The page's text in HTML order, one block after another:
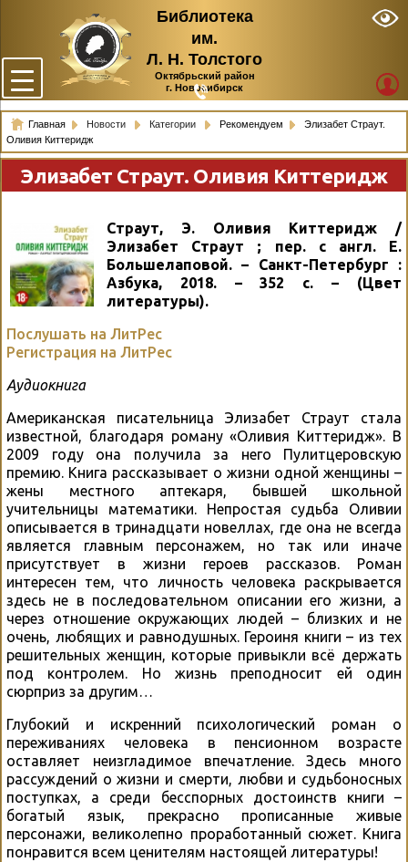
Библиотека
им.
Л. Н. Толстого
Октябрьский район
г. Новосибирск
Главная Новости Категории Рекомендуем
Элизабет Страут.
Оливия Киттеридж
Элизабет Страут. Оливия Киттеридж
Страут, Э. Оливия Киттеридж /
Элизабет Страут ; пер. с англ. Е.
Большелаповой. – Санкт-Петербург :
Азбука, 2018. – 352 с. – (Цвет
литературы).
Послушать на ЛитРес
Регистрация на ЛитРес
Аудиокнига
Американская писательница Элизабет Страут стала
известной, благодаря роману «Оливия Киттеридж». В
2009 году она получила за него Пулитцеровскую
премию. Книга рассказывает о жизни одной женщины –
жены местного аптекаря, бывшей школьной
учительницы математики. Непростая судьба Оливии
описывается в тринадцати новеллах, где она не всегда
является главным персонажем, но так или иначе
присутствует в жизни героев рассказов. Роман
интересен тем, что личность человека раскрывается
здесь не в последовательном описании его жизни, а
через отношение окружающих людей – близких и не
очень, любящих и равнодушных. Героиня книги – из тех
решительных женщин, которые привыкли всё держать
под контролем. Но жизнь преподносит ей один
сюрприз за другим…
Глубокий и искренний психологический роман о
переживаниях человека в пенсионном возрасте
оставляет неизгладимое впечатление. Здесь много
рассуждений о жизни и смерти, любви и судьбоносных
поступках, а среди бесспорных достоинств книги –
богатый язык, прекрасно прописанные живые
персонажи, великолепно проработанный сюжет. Книга
понравится всем ценителям настоящей литературы!